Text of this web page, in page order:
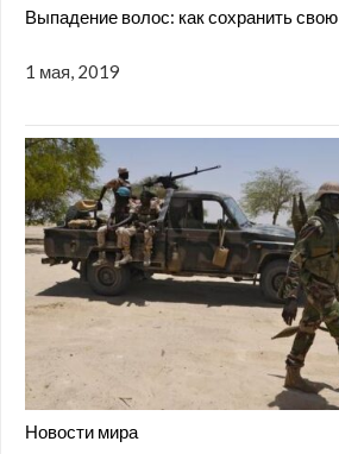
Выпадение волос: как сохранить
1 мая, 2019
Новости мира